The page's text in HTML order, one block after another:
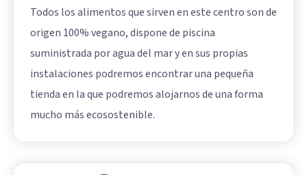
Todos los alimentos que sirven en este centro son de
origen 100% vegano, dispone de piscina
suministrada por agua del mar y en sus propias
instalaciones podremos encontrar una pequeña
tienda en la que podremos alojarnos de una forma
mucho más ecosostenible.